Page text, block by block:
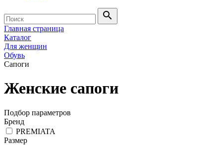
search
Главная страница
Каталог
Для женщин
Обувь
Сапоги
Женские сапоги
Подбор параметров
Бренд
PREMIATA
Размер